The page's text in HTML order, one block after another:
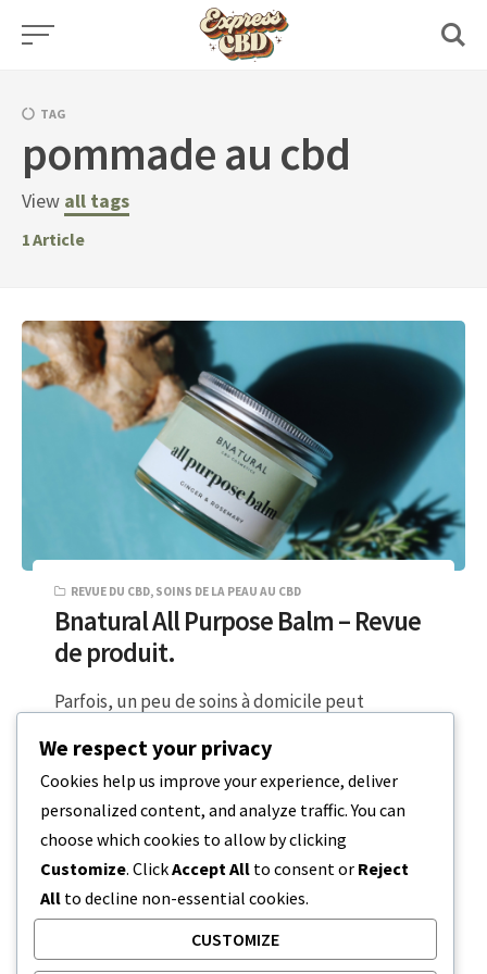
Skip
TAG
pommade au cbd
View all tags
1Article
REVUE DU CBD, SOINS DE LA PEAU AU CBD
Bnatural All Purpose Balm – Revue
de produit.
Parfois, un peu de soins à domicile peut
debout ou qui…
3 MINUTES DE LECTURE 19 FÉVRIER 2024
We respect your privacy
Cookies help us improve your experience, deliver
personalized content, and analyze traffic. You can
choose which cookies to allow by clicking
Customize. ClickAccept All to consent or Reject
All to decline non-essential cookies.
CUSTOMIZE